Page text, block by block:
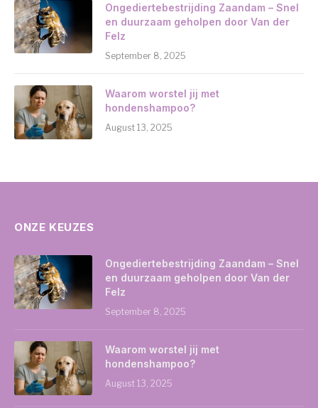
Ongediertebestrijding Zaandam – Snel
en duurzaam geholpen door Van der
Felz
September 8, 2025
Waarom worstel jij met
hondenshampoo?
August 13, 2025
ONZE KEUZES
Ongediertebestrijding Zaandam – Snel
en duurzaam geholpen door Van der
Felz
September 8, 2025
Waarom worstel jij met
hondenshampoo?
August 13, 2025